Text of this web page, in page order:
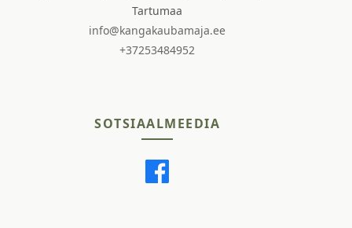
Tartumaa
info@kangakaubamaja.ee
+37253484952
SOTSIAALMEEDIA